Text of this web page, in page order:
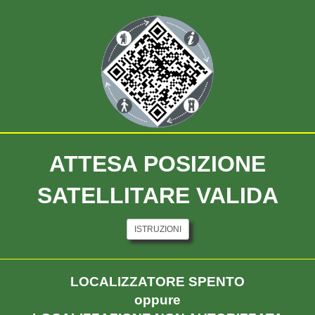
C - Sassone
ATTESA POSIZIONE
SATELLITARE VALIDA
ISTRUZIONI
LOCALIZZATORE SPENTO
oppure
Torre Leonardo